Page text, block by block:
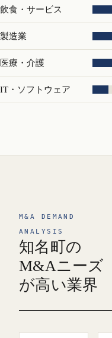
飲食・サービス
製造業
医療・介護
IT・ソフトウェア
M&A DEMAND
ANALYSIS
知名町の
M&Aニーズ
が高い業界